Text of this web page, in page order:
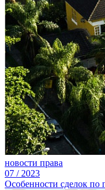
новости права
07 / 2023
Особенности сделок по